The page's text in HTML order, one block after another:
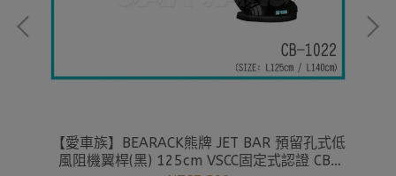
【愛車族】BEARACK熊牌 JET BAR 預留孔式低
風阻機翼桿(黑) 125cm VSCC固定式認證 CB-